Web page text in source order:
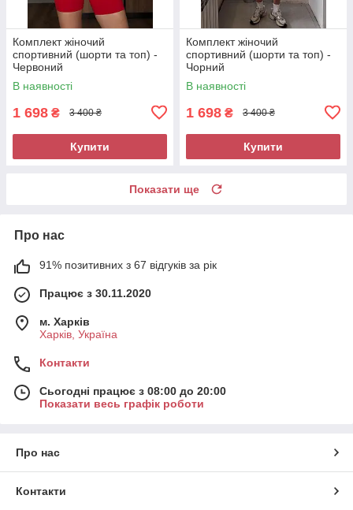
Комплект жіночий
спортивний (шорти та топ) -
Червоний
В наявності
1 698 ₴ 3 400 ₴
Купити
Комплект жіночий
спортивний (шорти та топ) -
Чорний
В наявності
1 698 ₴ 3 400 ₴
Купити
Показати ще
Про нас
91% позитивних з 67 відгуків за рік
Працює з 30.11.2020
м. Харків
Харків, Україна
Контакти
Сьогодні працює з 08:00 до 20:00
Показати весь графік роботи
Про нас
Контакти